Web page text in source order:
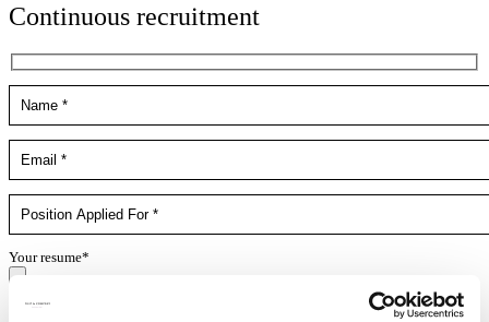
Continuous recruitment
Your resume*
doc,docx,pdf,odc file types with 4mb maximum size